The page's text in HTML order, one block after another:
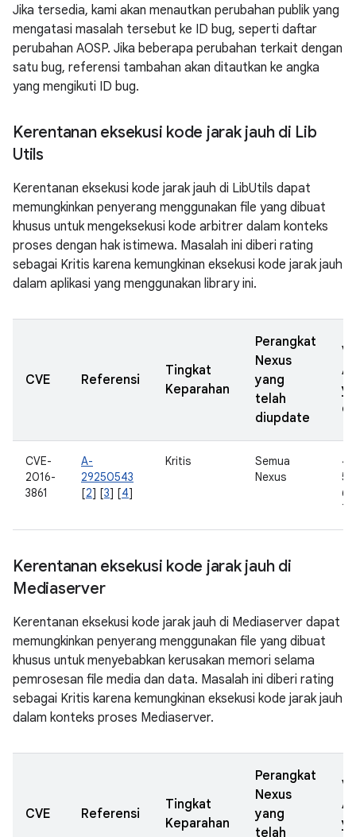
Jika tersedia, kami akan menautkan perubahan publik yang
mengatasi masalah tersebut ke ID bug, seperti daftar
perubahan AOSP. Jika beberapa perubahan terkait dengan
satu bug, referensi tambahan akan ditautkan ke angka
yang mengikuti ID bug.
Kerentanan eksekusi kode jarak jauh di Lib
Utils
Kerentanan eksekusi kode jarak jauh di LibUtils dapat
memungkinkan penyerang menggunakan file yang dibuat
khusus untuk mengeksekusi kode arbitrer dalam konteks
proses dengan hak istimewa. Masalah ini diberi rating
sebagai Kritis karena kemungkinan eksekusi kode jarak jauh
dalam aplikasi yang menggunakan library ini.
CVE Referensi
Tingkat
Keparahan
Perangkat
Nexus
yang
telah
diupdate
CVE-
2016-
3861
A-
29250543
[2] [3] [4]
Kritis
Semua
Nexus
Kerentanan eksekusi kode jarak jauh di
Mediaserver
Kerentanan eksekusi kode jarak jauh di Mediaserver dapat
memungkinkan penyerang menggunakan file yang dibuat
khusus untuk menyebabkan kerusakan memori selama
pemrosesan file media dan data. Masalah ini diberi rating
sebagai Kritis karena kemungkinan eksekusi kode jarak jauh
dalam konteks proses Mediaserver.
CVE Referensi
Tingkat
Keparahan
Perangkat
Nexus
yang
telah